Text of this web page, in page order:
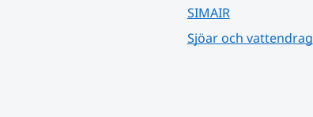
SIMAIR
Sjöar och vattendrag